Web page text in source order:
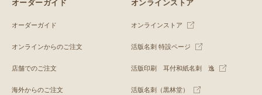
オーダーガイド
オーダーガイド
オンラインからのご注文
店舗でのご注文
海外からのご注文
オンラインストア
オンラインストア
活版名刺 特設ページ
活版印刷 耳付和紙名刺 逸
活版名刺（黒林堂）